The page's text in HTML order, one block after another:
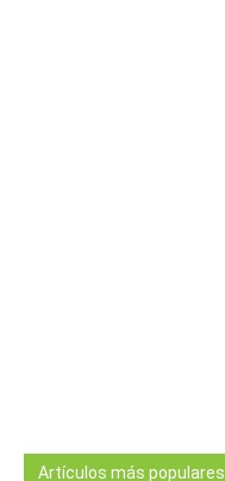
Artículos más populares